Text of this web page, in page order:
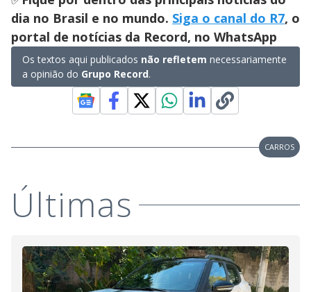
dia no Brasil e no mundo. Siga o canal do R7, o
portal de notícias da Record, no WhatsApp
Os textos aqui publicados não refletem necessariamente
a opinião do Grupo Record.
CARROS
Últimas